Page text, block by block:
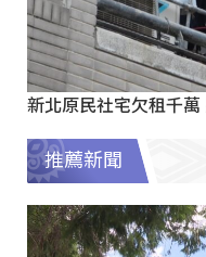
新北原民社宅欠租千
推薦新聞